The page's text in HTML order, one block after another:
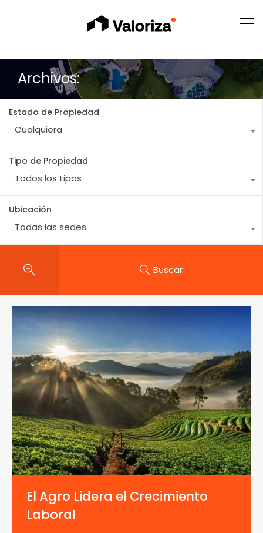
Archivos:
Estado de Propiedad
Cualquiera
Tipo de Propiedad
Todos los tipos
Ubicación
Todas las sedes
Buscar
El Agro Lidera el Crecimiento
Laboral